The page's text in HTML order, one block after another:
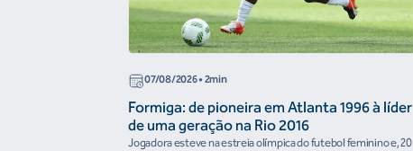
07/08/2026• 2min
Formiga: de pioneira em Atlanta 1996 à líder
de uma geração na Rio 2016
Jogadora esteve na estreia olímpica do futebol feminino e, 20